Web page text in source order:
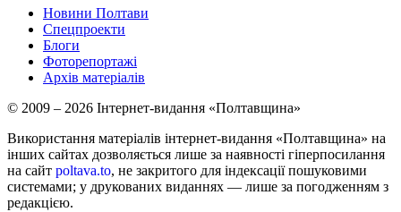
Новини Полтави
Спецпроекти
Блоги
Фоторепортажі
Архів матеріалів
© 2009 – 2026 Інтернет-видання «Полтавщина»
Використання матеріалів інтернет-видання «Полтавщина» на
інших сайтах дозволяється лише за наявності гіперпосилання
на сайт poltava.to, не закритого для індексації пошуковими
системами; у друкованих виданнях — лише за погодженням з
редакцією.